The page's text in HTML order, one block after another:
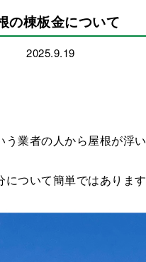
の棟板金について
2025.9.19
業者の人から屋根が浮
ついて簡単ではありま